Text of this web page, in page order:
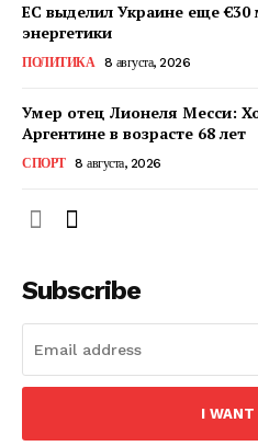
ЕС выделил Украине еще €30
энергетики
ПОЛИТИКА 8 августа, 2026
Умер отец Лионеля Месси:
Аргентине в возрасте 68 лет
СПОРТ 8 августа, 2026
Subscribe
I WANT